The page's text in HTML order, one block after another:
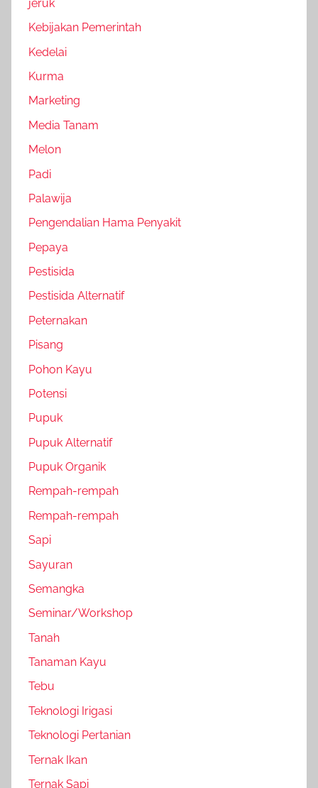
jeruk
Kebijakan Pemerintah
Kedelai
Kurma
Marketing
Media Tanam
Melon
Padi
Palawija
Pengendalian Hama Penyakit
Pepaya
Pestisida
Pestisida Alternatif
Peternakan
Pisang
Pohon Kayu
Potensi
Pupuk
Pupuk Alternatif
Pupuk Organik
Rempah-rempah
Rempah-rempah
Sapi
Sayuran
Semangka
Seminar/Workshop
Tanah
Tanaman Kayu
Tebu
Teknologi Irigasi
Teknologi Pertanian
Ternak Ikan
Ternak Sapi